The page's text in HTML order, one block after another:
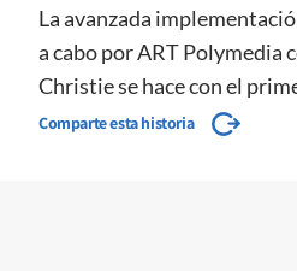
La avanzada
a cabo por ART Polymedia
Christie se hace con el
Comparte esta historia